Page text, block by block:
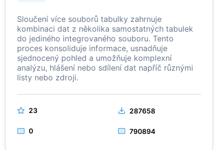
Sloučení více souborů tabulky zahrnuje
kombinaci dat z několika samostatných tabulek
do jediného integrovaného souboru. Tento
proces konsoliduje informace, usnadňuje
sjednocený pohled a umožňuje komplexní
analýzu, hlášení nebo sdílení dat napříč různými
listy nebo zdroji.
23
0
287658
790894